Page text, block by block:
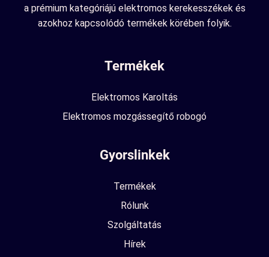
a prémium kategóriájú elektromos kerekesszékek és
azokhoz kapcsolódó termékek körében folyik.
Termékek
Elektromos Karoltás
Elektromos mozgássegítő robogó
Gyorslinkek
Termékek
Rólunk
Szolgáltatás
Hírek